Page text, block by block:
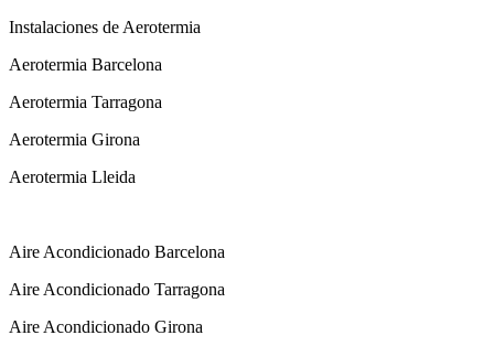
Instalaciones de Aerotermia
Aerotermia Barcelona
Aerotermia Tarragona
Aerotermia Girona
Aerotermia Lleida
Aire Acondicionado Barcelona
Aire Acondicionado Tarragona
Aire Acondicionado Girona